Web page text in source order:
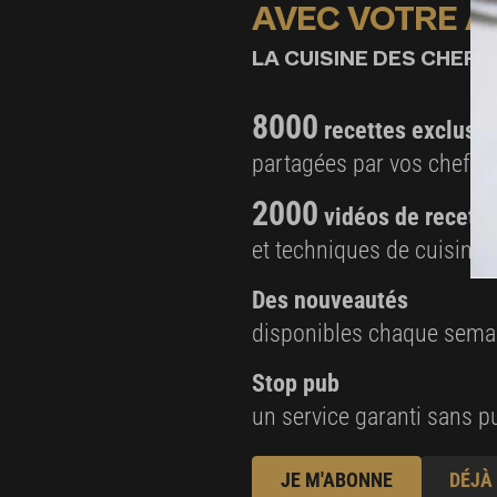
AVEC VOTRE
LA CUISINE DES
8000 recettes
partagées par vos chefs
2000 vidéos de recettes
et techniques de cuisine
Des nouveautés
disponibles chaque
Stop pub
un service garanti sans
JE M'ABONNE